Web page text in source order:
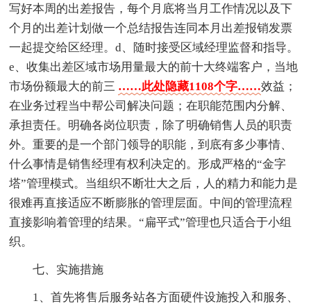
写好本周的出差报告，每个月底将当月工作情况以及下
个月的出差计划做一个总结报告连同本月出差报销发票
一起提交给区经理。d、随时接受区域经理监督和指导。
e、收集出差区域市场用量最大的前十大终端客户，当地
市场份额最大的前三 ……此处隐藏1108个字……效益；
在业务过程当中帮公司解决问题；在职能范围内分解、
承担责任。明确各岗位职责，除了明确销售人员的职责
外。重要的是一个部门领导的职能，到底有多少事情、
什么事情是销售经理有权利决定的。形成严格的“金字
塔”管理模式。当组织不断壮大之后，人的精力和能力是
很难再直接适应不断膨胀的管理层面。中间的管理流程
直接影响着管理的结果。“扁平式”管理也只适合于小组
织。
七、实施措施
1、首先将售后服务站各方面硬件设施投入和服务、